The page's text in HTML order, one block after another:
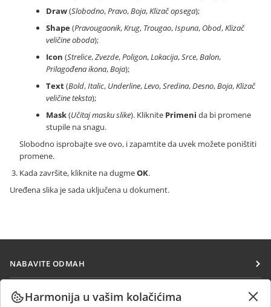
Draw(Slobodno,Pravo,Boja,Klizač opsega);
Shape(Pravougaonik,Krug, Trougao,Ispuna, Obod,Klizač
veličine oboda);
Icon (Strelice,Zvezde,Poligon,Lokacija,Srce,Balon,
Prilagođena ikona,Boja);
Text(Bold,Italic, Underline,Levo,Sredina,Desno,Boja,Klizač
veličine teksta);
Mask(Učitaj masku slike). Kliknite Primeni da bi promene
stupile na snagu.
Slobodno isprobajte sve ovo, i zapamtite da uvek možete poništiti
promene.
Kada završite, kliknite na dugmeOK.
Uređena slika je sada uključena u dokument.
NABAVITE ODMAH
Docs
DocSpace
SARAĐUJTE
Harmonija u vašim kolačićima